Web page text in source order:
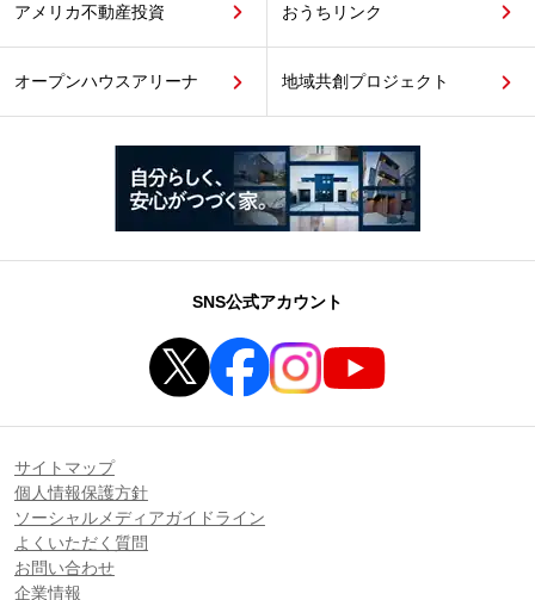
アメリカ不動産投資 おうちリンク
オープンハウスアリーナ 地域共創プロジェクト
SNS公式アカウント
サイトマップ
個人情報保護方針
ソーシャルメディアガイドライン
よくいただく質問
お問い合わせ
企業情報